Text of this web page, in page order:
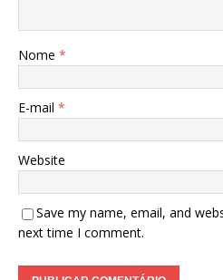
Nome *
E-mail *
Website
Save my name, email, and
next time I comment.